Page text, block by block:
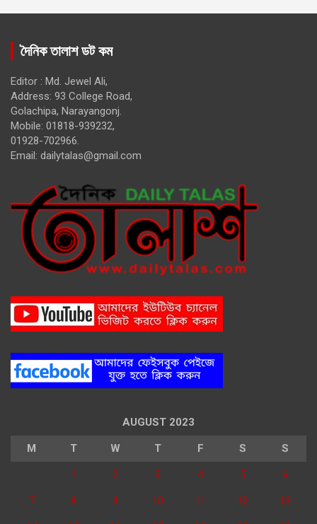
দৈনিক তালাশ ডট কম
Editor : Md. Jewel Ali,
Address: 93 College Road,
Golachipa, Narayangonj.
Mobile: 01818-939232,
01928-702966.
Email: dailytalas@gmail.com
AUGUST 2023
M T W T F S S
1 2 3 4 5 6
7 8 9 10 11 12 13